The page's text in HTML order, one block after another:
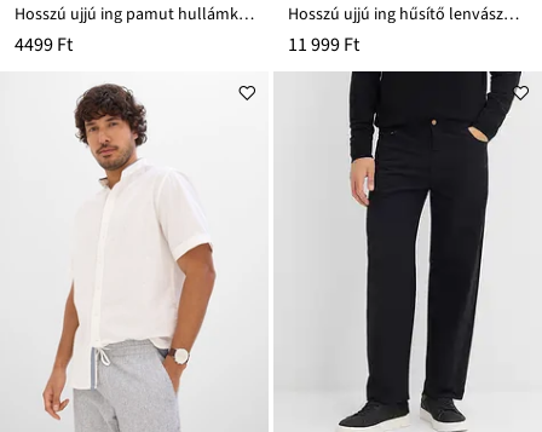
Hosszú ujjú ing pamut hullámkreppből, Regular Fit
4499 Ft
Hosszú ujjú ing hűsítő lenvászon-keverékből, Modern Fit
11 999 Ft